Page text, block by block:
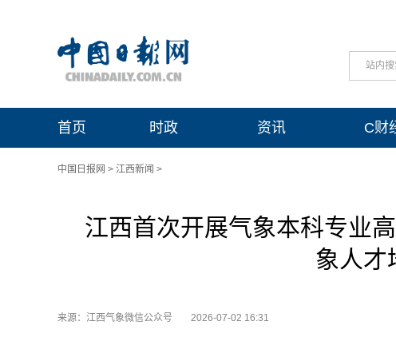
站内搜
首页 时政 资讯 C财
中国日报网 > 江西新闻 >
江西首次开展气象本科专业
象人才
来源：江西气象微信公众号 2026-07-02 16:31